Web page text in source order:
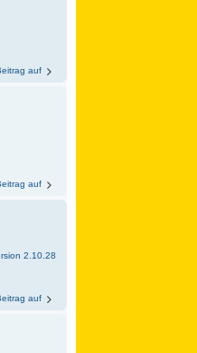
auf
auf
2.10.28
auf